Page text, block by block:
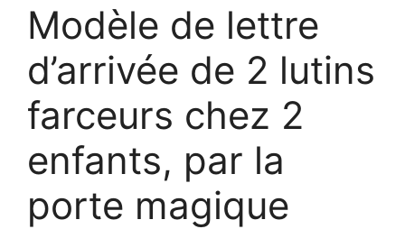
Modèle de lettre
d’arrivée de 2 lutins
farceurs chez 2
enfants, par la
porte magique